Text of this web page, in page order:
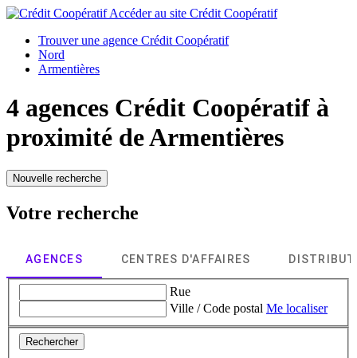
Accéder au site Crédit Coopératif
Trouver une agence Crédit Coopératif
Nord
Armentières
4 agences Crédit Coopératif à
proximité deArmentières
Nouvelle recherche
Votre recherche
AGENCES CENTRES D'AFFAIRES
Rue
Ville / Code postal Me localiser
Rechercher